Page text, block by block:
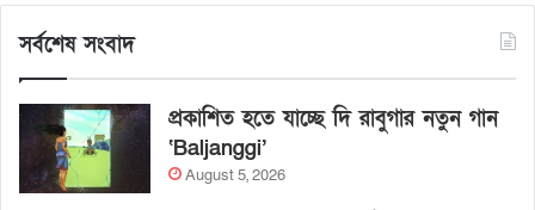
সর্বশেষ সংবাদ
প্রকাশিত হতে যাচ্ছে দি রাবুগার নতুন গান
‘Baljanggi’
August 5, 2026